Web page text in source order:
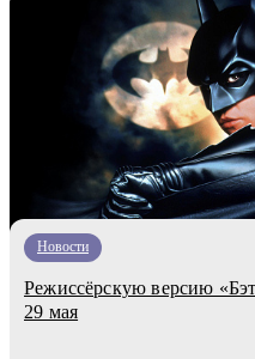
Новости
Режиссёрскую версию
29 мая